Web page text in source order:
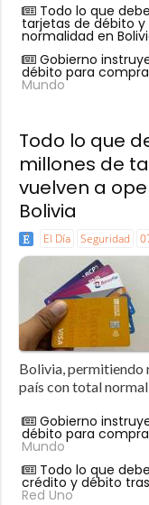
Todo lo que
tarjetas de débito
normalidad en
Gobierno
débito para
Mundo
Todo lo que
millones de
vuelven a
Bolivia
El Día Seguridad
Bolivia, permitiendo
país con total
Gobierno
débito para
Mundo
Todo lo que
crédito y débito
Red Uno